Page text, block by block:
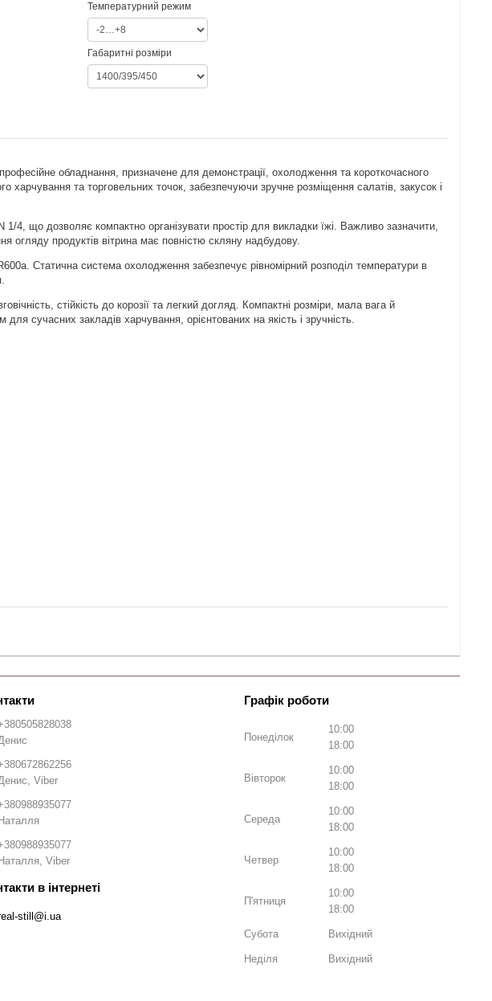
Температурний режим
Габаритні розміри
обладнання, призначене для демонстрації, охолодження та короткочасного
харчування та торговельних точок, забезпечуючи зручне розміщення салатів, закусок і
що дозволяє компактно організувати простір для викладки їжі. Важливо зазначити,
огляду продуктів вітрина має повністю скляну надбудову.
Статична система охолодження забезпечує рівномірний розподіл температури в
стійкість до корозії та легкий догляд. Компактні розміри, мала вага й
сучасних закладів харчування, орієнтованих на якість і зручність.
Viber
Наталля
Наталля, Viber
still@i.ua
Понеділок
10:00
18:00
Вівторок
10:00
18:00
Середа
10:00
18:00
Четвер
10:00
18:00
П'ятниця
10:00
18:00
Субота Вихідний
Неділя Вихідний